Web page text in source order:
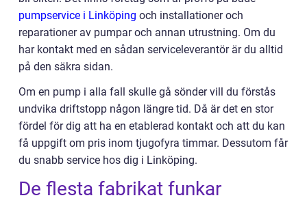
pumpservice i Linköping och installationer och
reparationer av pumpar och annan utrustning. Om du
har kontakt med en sådan serviceleverantör är du alltid
på den säkra sidan.
Om en pump i alla fall skulle gå sönder vill du förstås
undvika driftstopp någon längre tid. Då är det en stor
fördel för dig att ha en etablerad kontakt och att du kan
få uppgift om pris inom tjugofyra timmar. Dessutom får
du snabb service hos dig i Linköping.
De flesta fabrikat funkar